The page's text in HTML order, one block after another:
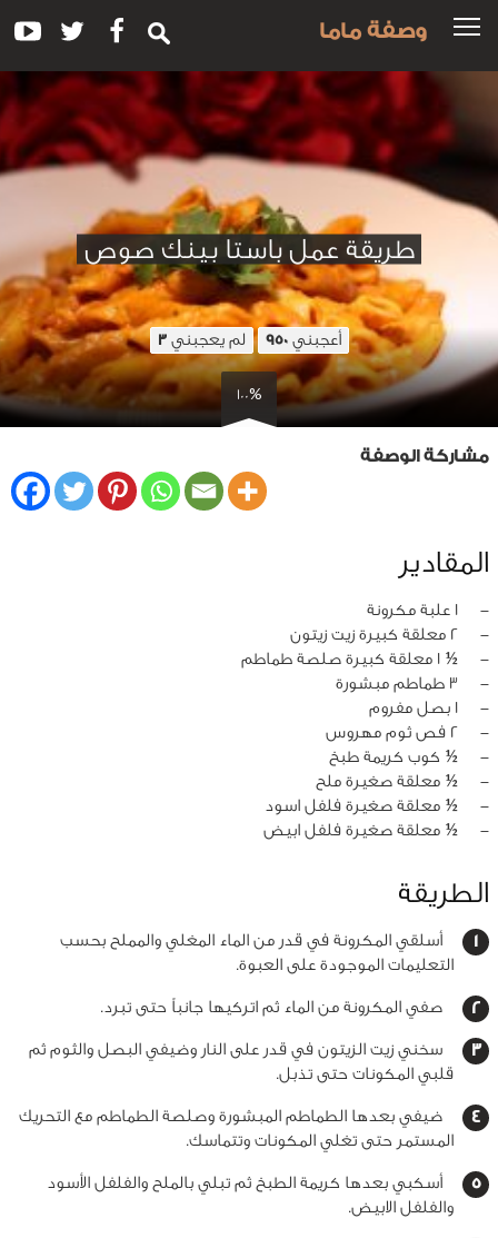
وصفة ماما
طريقة عمل باستا بينك صوص
أعجبني950 لم يعجبني3
100%
مشاركة الوصفة
المقادير
‏-
1 علبة مكرونة
‏-
2 معلقة كبيرة زيت زيتون
‏-
½ 1 معلقة كبيرة صلصة طماطم
‏-
3 طماطم مبشورة
‏-
1 بصل مفروم
‏-
2 فص ثوم مهروس
‏-
½ كوب كريمة طبخ
‏-
½ معلقة صغيرة ملح
‏-
½ معلقة صغيرة فلفل اسود
‏-
½ معلقة صغيرة فلفل ابيض
الطريقة
أسلقي المكرونة في قدر من الماء المغلي والمملح بحسب
التعليمات الموجودة على العبوة.
صفي المكرونة من الماء ثم اتركيها جانباً حتى تبرد.
سخني زيت الزيتون في قدر على النار وضيفي البصل والثوم ثم
قلبي المكونات حتى تذبل.
ضيفي بعدها الطماطم المبشورة وصلصة الطماطم مع التحريك
المستمر حتى تغلي المكونات وتتماسك.
أسكبي بعدها كريمة الطبخ ثم تبلي بالملح والفلفل الأسود
والفلفل الابيض.